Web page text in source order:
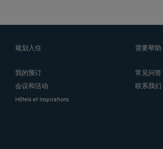
规划入住
我的预订
会议和活动
Hôtels et Inspirations
需要帮助
常见问答
联系我们